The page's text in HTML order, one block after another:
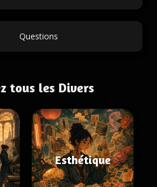
Questions
tous les Divers
Esthétique